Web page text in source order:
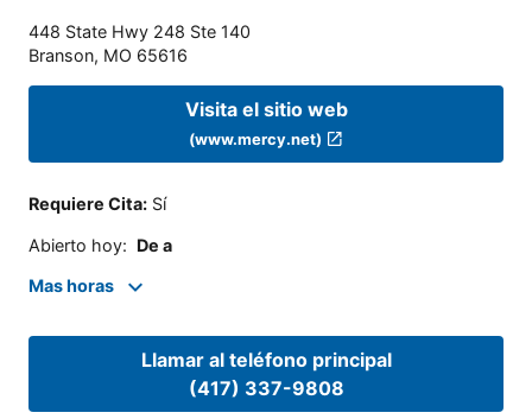
448 State Hwy 248 Ste 140
Branson, MO 65616
Visita el sitio web
(www.mercy.net)
Requiere Cita: Sí
Abierto hoy: De a
Mas horas
Llamar al teléfono principal
(417) 337-9808